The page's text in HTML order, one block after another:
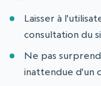
Laisser à
consultation du
Ne pas
inattendue d'un